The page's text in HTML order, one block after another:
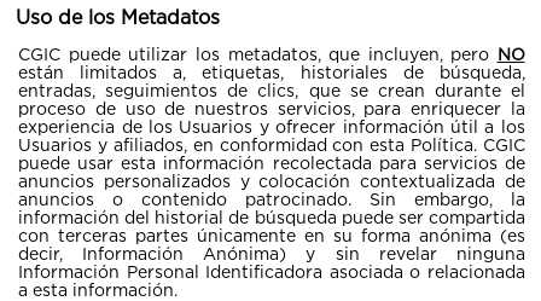
Uso de los Metadatos
CGIC puede utilizar los metadatos, que incluyen, pero NO
están limitados a, etiquetas, historiales de búsqueda,
entradas, seguimientos de clics, que se crean durante el
proceso de uso de nuestros servicios, para enriquecer la
experiencia de los Usuarios y ofrecer información útil a los
Usuarios y afiliados, en conformidad con esta Política. CGIC
puede usar esta información recolectada para servicios de
anuncios personalizados y colocación contextualizada de
anuncios o contenido patrocinado. Sin embargo, la
información del historial de búsqueda puede ser compartida
con terceras partes únicamente en su forma anónima (es
decir, Información Anónima) y sin revelar ninguna
Información Personal Identificadora asociada o relacionada
a esta información.